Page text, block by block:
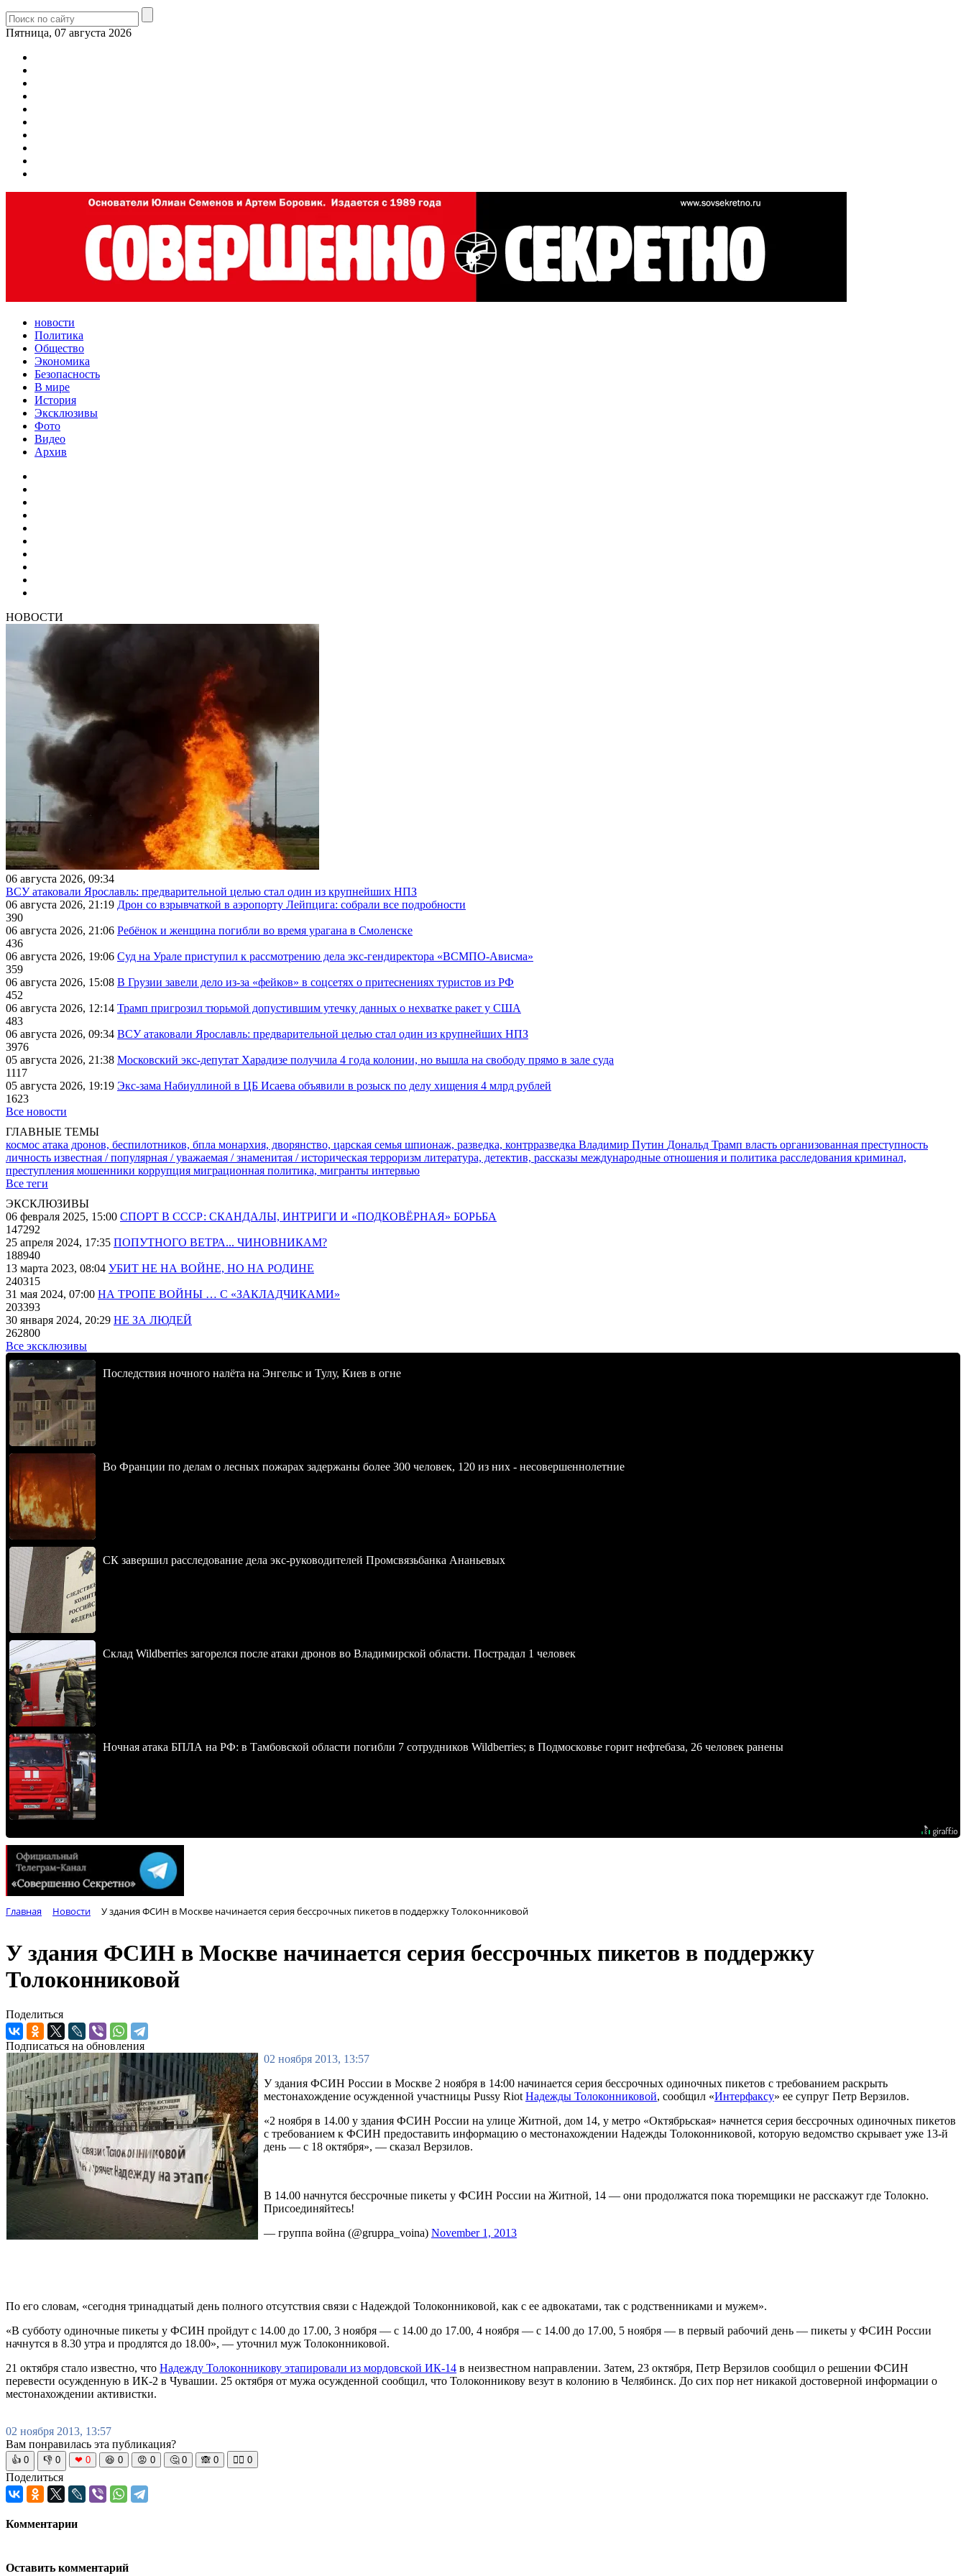
Пятница, 07 августа 2026
новости
Политика
Общество
Экономика
Безопасность
В мире
История
Эксклюзивы
Фото
Видео
Архив
НОВОСТИ
06 августа 2026, 09:34
ВСУ атаковали Ярославль: предварительной целью стал один из крупнейших НПЗ
06 августа 2026, 21:19 Дрон со взрывчаткой в аэропорту Лейпцига: собрали все подробности
390
06 августа 2026, 21:06 Ребёнок и женщина погибли во время урагана в Смоленске
436
06 августа 2026, 19:06 Суд на Урале приступил к рассмотрению дела экс-гендиректора «ВСМПО-Ависма»
359
06 августа 2026, 15:08 В Грузии завели дело из-за «фейков» в соцсетях о притеснениях туристов из РФ
452
06 августа 2026, 12:14 Трамп пригрозил тюрьмой допустившим утечку данных о нехватке ракет у США
483
06 августа 2026, 09:34 ВСУ атаковали Ярославль: предварительной целью стал один из крупнейших НПЗ
3976
05 августа 2026, 21:38 Московский экс-депутат Харадизе получила 4 года колонии, но вышла на свободу прямо в зале суда
1117
05 августа 2026, 19:19 Экс-зама Набиуллиной в ЦБ Исаева объявили в розыск по делу хищения 4 млрд рублей
1623
Все новости
ГЛАВНЫЕ ТЕМЫ
космос атака дронов, беспилотников, бпла монархия, дворянство, царская семья шпионаж, разведка, контрразведка Владимир Путин Дональд Трамп власть организованная преступность
личность известная / популярная / уважаемая / знаменитая / историческая терроризм литература, детектив, рассказы международные отношения и политика расследования криминал,
преступления мошенники коррупция миграционная политика, мигранты интервью
Все теги
ЭКСКЛЮЗИВЫ
06 февраля 2025, 15:00 СПОРТ В СССР: СКАНДАЛЫ, ИНТРИГИ И «ПОДКОВЁРНАЯ» БОРЬБА
147292
25 апреля 2024, 17:35 ПОПУТНОГО ВЕТРА... ЧИНОВНИКАМ?
188940
13 марта 2023, 08:04 УБИТ НЕ НА ВОЙНЕ, НО НА РОДИНЕ
240315
31 мая 2024, 07:00 НА ТРОПЕ ВОЙНЫ … С «ЗАКЛАДЧИКАМИ»
203393
30 января 2024, 20:29 НЕ ЗА ЛЮДЕЙ
262800
Все эксклюзивы
Последствия ночного налёта на Энгельс и Тулу, Киев в огне
Во Франции по делам о лесных пожарах задержаны более 300 человек, 120 из них - несовершеннолетние
СК завершил расследование дела экс-руководителей Промсвязьбанка Ананьевых
Склад Wildberries загорелся после атаки дронов во Владимирской области. Пострадал 1 человек
Ночная атака БПЛА на РФ: в Тамбовской области погибли 7 сотрудников Wildberries; в Подмосковье горит нефтебаза, 26 человек ранены
Главная Новости У здания ФСИН в Москве начинается серия бессрочных пикетов в поддержку Толоконниковой
У здания ФСИН в Москве начинается серия бессрочных пикетов в поддержку
Толоконниковой
Поделиться
Подписаться на обновления
02 ноября 2013, 13:57
У здания ФСИН России в Москве 2 ноября в 14:00 начинается серия бессрочных одиночных пикетов с требованием раскрыть
местонахождение осужденной участницы Pussy Riot Надежды Толоконниковой, сообщил «Интерфаксу» ее супруг Петр Верзилов.
«2 ноября в 14.00 у здания ФСИН России на улице Житной, дом 14, у метро «Октябрьская» начнется серия бессрочных одиночных пикетов
с требованием к ФСИН предоставить информацию о местонахождении Надежды Толоконниковой, которую ведомство скрывает уже 13-й
день — с 18 октября», — сказал Верзилов.
В 14.00 начнутся бессрочные пикеты у ФСИН России на Житной, 14 — они продолжатся пока тюремщики не расскажут где Толокно.
Присоединяйтесь!
— группа война (@gruppa_voina) November 1, 2013
По его словам, «сегодня тринадцатый день полного отсутствия связи с Надеждой Толоконниковой, как с ее адвокатами, так с родственниками и мужем».
«В субботу одиночные пикеты у ФСИН пройдут с 14.00 до 17.00, 3 ноября — с 14.00 до 17.00, 4 ноября — с 14.00 до 17.00, 5 ноября — в первый рабочий день — пикеты у ФСИН России
начнутся в 8.30 утра и продлятся до 18.00», — уточнил муж Толоконниковой.
21 октября стало известно, что Надежду Толоконникову этапировали из мордовской ИК-14 в неизвестном направлении. Затем, 23 октября, Петр Верзилов сообщил о решении ФСИН
перевести осужденную в ИК-2 в Чувашии. 25 октября от мужа осужденной сообщил, что Толоконникову везут в колонию в Челябинск. До сих пор нет никакой достоверной информации о
местонахождении активистки.
02 ноября 2013, 13:57
Вам понравилась эта публикация?
👍 0 👎 0 ❤ 0 😆 0 😡 0 🤔 0 🙈 0 🧘‍♀️ 0
Поделиться
Комментарии
Оставить комментарий